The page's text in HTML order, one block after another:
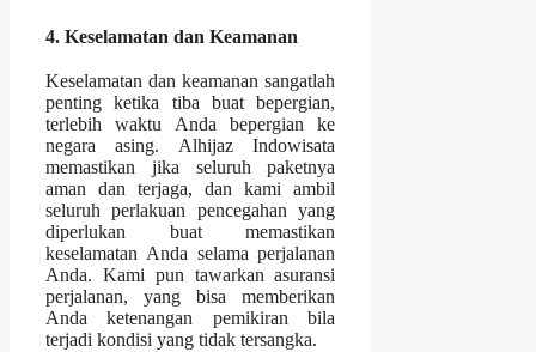
4. Keselamatan dan Keamanan
Keselamatan dan keamanan sangatlah
penting ketika tiba buat bepergian,
terlebih waktu Anda bepergian ke
negara asing. Alhijaz Indowisata
memastikan jika seluruh paketnya
aman dan terjaga, dan kami ambil
seluruh perlakuan pencegahan yang
diperlukan buat memastikan
keselamatan Anda selama perjalanan
Anda. Kami pun tawarkan asuransi
perjalanan, yang bisa memberikan
Anda ketenangan pemikiran bila
terjadi kondisi yang tidak tersangka.